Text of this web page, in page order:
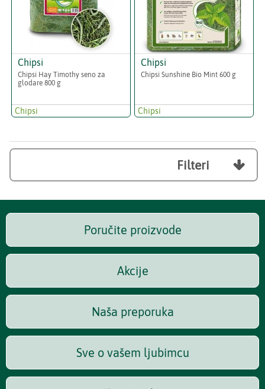
Chipsi
Chipsi Hay Timothy seno za
glodare 800 g
Chipsi
Chipsi
Chipsi Sunshine Bio Mint 600 g
Chipsi
Filteri 
Poručite proizvode
Akcije
Naša preporuka
Sve o vašem ljubimcu